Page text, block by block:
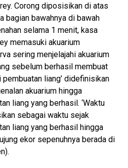
Corong diposisikan di atas
bagian bawahnya di bawah
selama 1 menit, kasa
memasuki akuarium
sering menjelajahi akuarium
sebelum berhasil membuat
pembuatan liang’ didefinisikan
akuarium hingga
liang yang berhasil. ‘Waktu
sebagai waktu sejak
liang yang berhasil hingga
ekor sepenuhnya berada di